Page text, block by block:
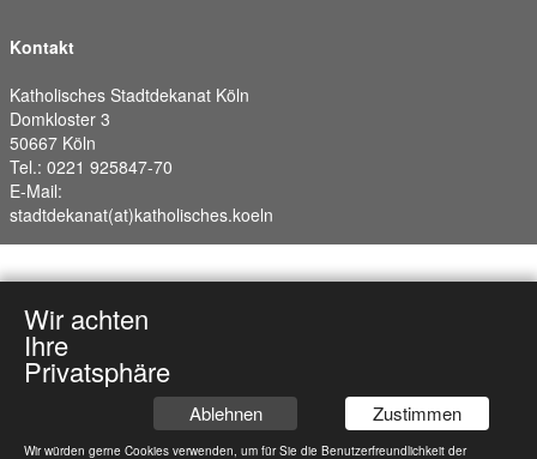
Kontakt
Katholisches Stadtdekanat Köln
Domkloster 3
50667 Köln
Tel.: 0221 925847-70
E-Mail:
stadtdekanat(at)katholisches.koeln
Wir achten
Ihre
Privatsphäre
Ablehnen Zustimmen
Wir würden gerne Cookies verwenden, um für Sie die Benutzerfreundlichkeit der